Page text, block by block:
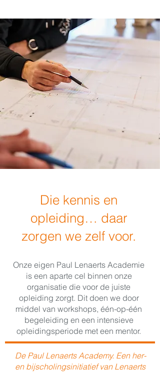
Die kennis en
opleiding… daar
zorgen we zelf voor.
Onze eigen Paul Lenaerts Academie
is een aparte cel binnen onze
organisatie die voor de juiste
opleiding zorgt. Dit doen we door
middel van workshops, één-op-één
begeleiding en een intensieve
opleidingsperiode met een mentor.
De Paul Lenaerts Academy. Een her-
en bijscholingsinitiatief van Lenaerts